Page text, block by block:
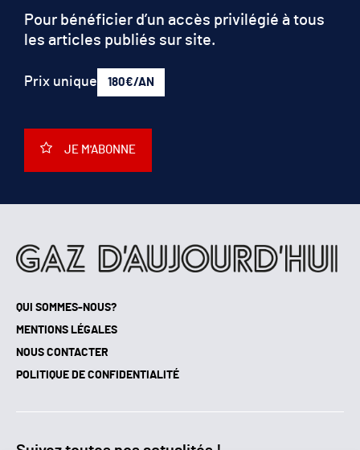
QUI SOMMES-NOUS?
MENTIONS LÉGALES
NOUS CONTACTER
POLITIQUE DE CONFIDENTIALITÉ
Pour bénéficier d’un accès privilégié à tous
les articles publiés sur site.
Prix unique 180€/AN
JE M'ABONNE